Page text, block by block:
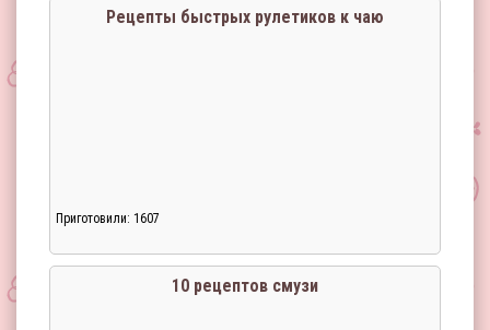
Рецепты быстрых рулетиков к чаю
Приготовили: 1607
10 рецептов смузи